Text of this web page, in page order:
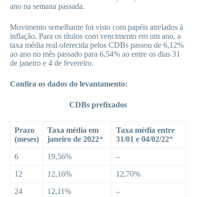
ano na semana passada.
Movimento semelhante foi visto com papéis atrelados à
inflação. Para os títulos com vencimento em um ano, a
taxa média real oferecida pelos CDBs passou de 6,12%
ao ano no mês passado para 6,54% ao entre os dias 31
de janeiro e 4 de fevereiro.
Confira os dados do levantamento:
CDBs prefixados
Prazo
(meses)
Taxa média em
janeiro de 2022*
Taxa média entre
31/01 e 04/02/22*
6 19,56% –
12 12,16% 12,70%
24 12,11% –